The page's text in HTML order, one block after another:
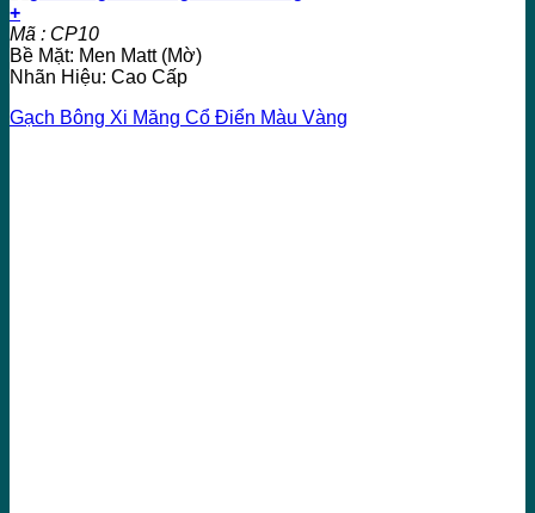
+
Mã : CP10
Bề Mặt: Men Matt (Mờ)
Nhãn Hiệu: Cao Cấp
Gạch Bông Xi Măng Cổ Điển Màu Vàng